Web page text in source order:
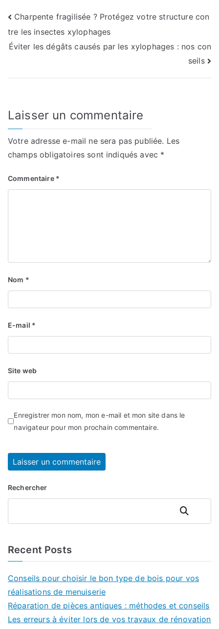
Navigation
de
Charpente fragilisée ? Protégez votre structure con
tre les insectes xylophages
Éviter les dégâts causés par les xylophages : nos con
seils
Laisser un commentaire
Votre adresse e-mail ne sera pas publiée. Les
champs obligatoires sont indiqués avec *
Commentaire *
Nom *
E-mail *
Site web
Enregistrer mon nom, mon e-mail et mon site dans le
navigateur pour mon prochain commentaire.
Rechercher
Rechercher
Recent Posts
Conseils pour choisir le bon type de bois pour vos
réalisations de menuiserie
Réparation de pièces antiques : méthodes et conseils
Les erreurs à éviter lors de vos travaux de rénovation